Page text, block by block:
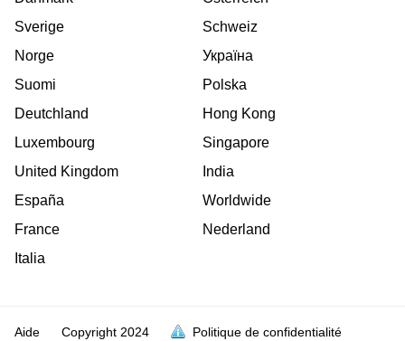
Sverige
Norge
Suomi
Deutchland
Luxembourg
United Kingdom
España
France
Italia
Schweiz
Україна
Polska
Hong Kong
Singapore
India
Worldwide
Nederland
Aide Copyright 2024 Politique de confidentialité